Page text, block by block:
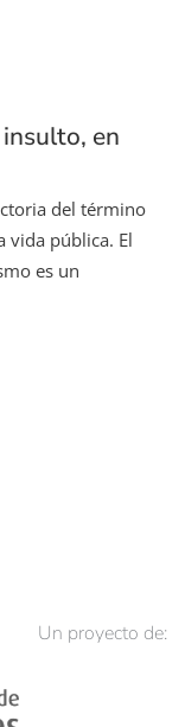
en
del término
vida pública. El
es un
Un proyecto de: